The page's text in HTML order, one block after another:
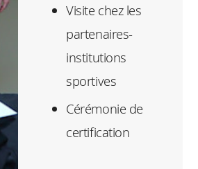
Visite chez les
partenaires-
institutions
sportives
Cérémonie de
certification